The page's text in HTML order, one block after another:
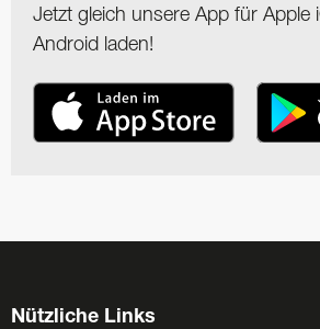
Jetzt gleich unsere App für Apple
Android laden!
Nützliche Links